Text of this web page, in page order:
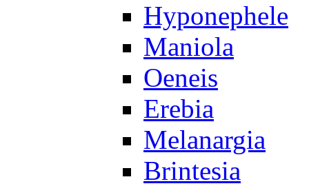
Hyponephele
Maniola
Oeneis
Erebia
Melanargia
Brintesia